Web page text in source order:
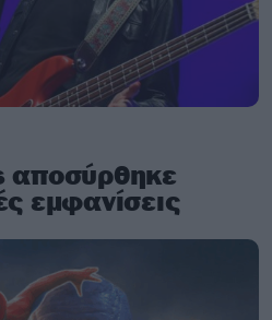
αποσύρθηκε
εμφανίσεις